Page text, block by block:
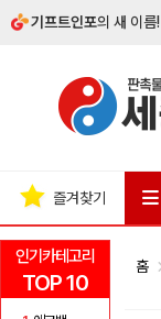
기프트인포의 새 이름!
인기카테고리
TOP 10
즐겨찾기
홈